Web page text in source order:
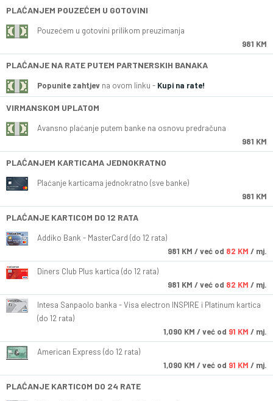
PLAĆANJEM POUZEĆEM U GOTOVINI
Pouzećem u gotovini prilikom preuzimanja
981 KM
PLAĆANJE NA RATE PUTEM PARTNERSKIH BANAKA
Popunite zahtjev na ovom linku - Kupi na rate!
VIRMANSKOM UPLATOM
Avansno plaćanje putem banke na osnovu predračuna
981 KM
PLAĆANJEM KARTICAMA JEDNOKRATNO
Plaćanje karticama jednokratno (sve banke)
981 KM
PLAĆANJE KARTICOM DO 12 RATA
Addiko Bank - MasterCard (do 12 rata)
981 KM / već od 82 KM / mj.
Diners Club Plus kartica (do 12 rata)
981 KM / već od 82 KM / mj.
Intesa Sanpaolo banka - Visa electron INSPIRE i Platinum kartica
(do 12 rata)
1,090 KM / već od 91 KM / mj.
American Express (do 12 rata)
1,090 KM / već od 91 KM / mj.
PLAĆANJE KARTICOM DO 24 RATE